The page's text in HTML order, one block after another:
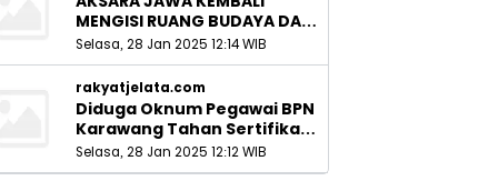
MENGISI RUANG BUDAYA DAN
SITUS LELUHUR NUSANTARA
Selasa, 28 Jan 2025 12:14 WIB
rakyatjelata.com
Diduga Oknum Pegawai BPN
Karawang Tahan Sertifikat
Pemohon PTSL
Selasa, 28 Jan 2025 12:12 WIB